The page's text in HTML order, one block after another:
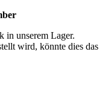
in unserem Lager.
wird, könnte dies das